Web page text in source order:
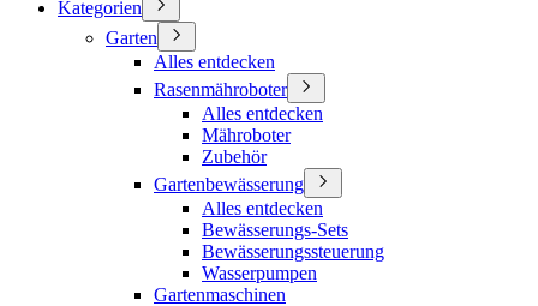
Kategorien
Garten
Alles entdecken
Rasenmähroboter
Alles entdecken
Mähroboter
Zubehör
Gartenbewässerung
Alles entdecken
Bewässerungs-Sets
Bewässerungssteuerung
Wasserpumpen
Gartenmaschinen